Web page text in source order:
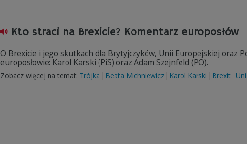
Kto straci na Brexicie? Komentarz europosłów
O Brexicie i jego skutkach dla Brytyjczyków, Unii Europejskiej oraz
europosłowie: Karol Karski (PiS) oraz Adam Szejnfeld (PO).
Zobacz więcej na temat: Trójka Beata Michniewicz Karol Karski Brexit